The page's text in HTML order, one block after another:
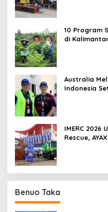
10 Program
di
Australia
Indonesia
IMERC 2026
Rescue,
Benuo Taka